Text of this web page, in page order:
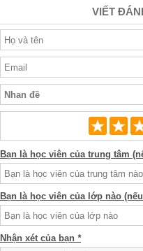
VIẾT
Bạn là học viên của trung tâm
Bạn là học viên của lớp nào
Nhận xét của bạn *